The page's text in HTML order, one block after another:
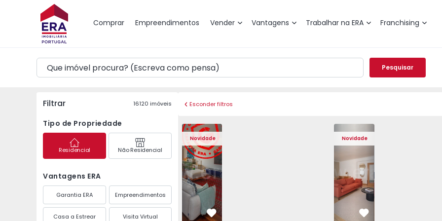
Comprar Empreendimentos Vender Vantagens Trabalhar na ERA Franchising
Mapa
Pesquisar
Filtrar 16120 imóveis
Tipo de Propriedade
Residencial Não Residencial
Vantagens ERA
Garantia ERA Empreendimentos
Casa a Estrear Visita Virtual
Esconder filtros
Novidade
Apartamento T3 Póvoa de Varzim, Póvoa de Varzim, Beiriz e Argivai - 1574602 - 20
Apartamento T3 Póvoa de Varzim, Póvoa de Varzim, Beiriz e Argivai -
Apartamento T3 Póvoa de Varzim, Póvoa de Varzim, Beiriz
Apartamento T3 Póvoa de Varzim, Póvoa de
Apartamento T3 Póvoa de Varzim,
Apartamento T3 Póvoa de
Apartamento
Favorito
Novidade
Apartamento T4 Cascais, São
Apartamento T4 Cascais,
Apartamento T4
Favorito